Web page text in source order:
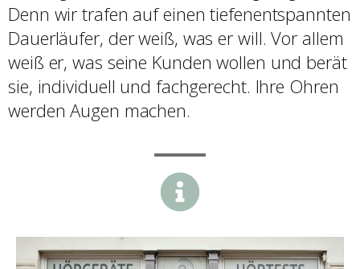
Denn wir trafen auf einen tiefenentspannten
Dauerläufer, der weiß, was er will. Vor allem
weiß er, was seine Kunden wollen und berät
sie, individuell und fachgerecht. Ihre Ohren
werden Augen machen.